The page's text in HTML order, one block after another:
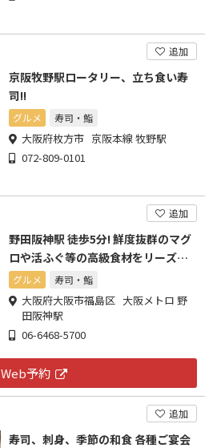
追加
京阪牧野駅ロータリー、立ち食い寿
司!!
グルメ 寿司・鮨
大阪府枚方市 京阪本線 牧野駅
072-809-0101
追加
野田阪神駅 徒歩5分! 鮮度抜群のマグ
ロや活ふぐ等の高級食材をリーズナ
ブルにご提供!
グルメ 寿司・鮨
大阪府大阪市福島区 大阪メトロ 野
田阪神駅
06-6468-5700
Web予約
追加
寿司、刺身、季節の和食 各種ご宴会